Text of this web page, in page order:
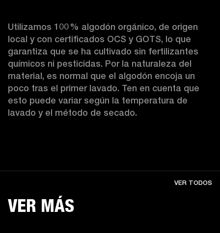
Utilizamos 100 % algodón orgánico, de origen
local y con certificados OCS y GOTS, lo que
garantiza que se ha cultivado sin fertilizantes
químicos ni pesticidas. Por la naturaleza del
material, es normal que el algodón encoja un
poco tras el primer lavado. Ten en cuenta que
esto puede variar según la temperatura de
lavado y el método de secado.
VER MÁS
VER TODOS